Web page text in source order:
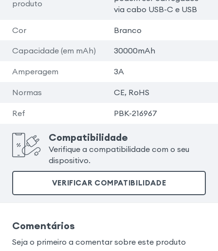
produto
via cabo USB-C e USB
Cor Branco
Capacidade (em mAh) 30000mAh
Amperagem 3A
Normas CE, RoHS
Ref PBK-216967
Compatibilidade
Verifique a compatibilidade com o seu
dispositivo.
VERIFICAR COMPATIBILIDADE
Comentários
Seja o primeiro a comentar sobre este produto